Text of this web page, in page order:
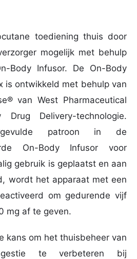
toediening thuis door
mogelijk met behulp
Body Infusor. De On-Body
is ​​ontwikkeld met behulp van
van West Pharmaceutical
Drug Delivery-technologie.
patroon in de
On-Body Infusor voor
gebruik is geplaatst en aan
wordt het apparaat met een
om gedurende vijf
mg af te geven.
kans om het thuisbeheer van
te verbeteren bij